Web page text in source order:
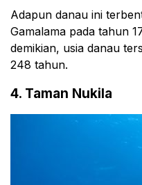
Adapun danau ini
Gamalama pada tahun
demikian, usia danau
248 tahun.
4. Taman Nukila